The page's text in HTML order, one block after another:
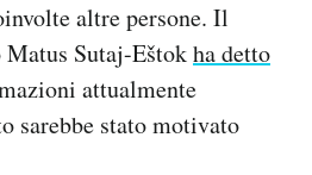
altre persone. Il
Sutaj-Eštokha detto
attualmente
sarebbe stato motivato